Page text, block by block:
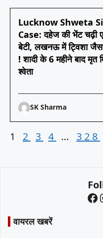
Lucknow Shweta
Case: दहेज की भेंट चढ़ी
बेटी, लखनऊ में ट्विशा
! शादी के 6 महीने बाद मृत
श्वेता
SK Sharma
1 2 3 4 … 328
वायरल खबरें